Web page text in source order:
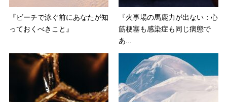
『ビーチで泳ぐ前にあなたが知
っておくべきこと』
『火事場の馬鹿力が出ない：心
筋梗塞も感染症も同じ病態で
あ...